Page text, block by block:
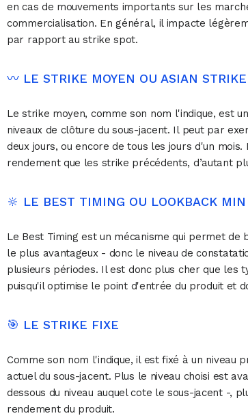
en cas de mouvements importants sur les
commercialisation. En général, il impacte
par rapport au strike spot.
〰 ️LE STRIKE MOYEN OU ASIAN STRIKE
Le strike moyen, comme son nom l'indique, est
niveaux de clôture du sous-jacent. Il peut par
deux jours, ou encore de tous les jours d'un
rendement que les strike précédents, d’autant
🔆 LE BEST TIMING OU LOOKBACK MIN
Le Best Timing est un mécanisme qui permet de
le plus avantageux - donc le niveau de
plusieurs périodes. Il est donc plus cher que les
puisqu'il optimise le point d'entrée du produit et
🎯 LE STRIKE FIXE
Comme son nom l'indique, il est fixé à un niveau
actuel du sous-jacent. Plus le niveau choisi est
dessous du niveau auquel cote le sous-jacent -,
rendement du produit.